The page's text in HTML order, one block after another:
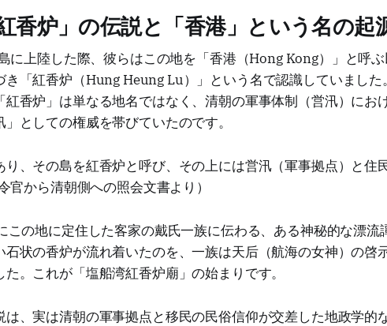
香炉」の伝説と「香港」という名の起
に上陸した際、彼らはこの地を「香港（Hong Kong）」と呼ぶ
「紅香炉（Hung Heung Lu）」という名で認識していました。
香炉」は単なる地名ではなく、清朝の軍事体制（営汛）にお
としての権威を帯びていたのです。
、その島を紅香炉と呼び、その上には営汛（軍事拠点）と住
から清朝側への照会文書より）
この地に定住した客家の戴氏一族に伝わる、ある神秘的な漂流
状の香炉が流れ着いたのを、一族は天后（航海の女神）の啓
。これが「塩船湾紅香炉廟」の始まりです。
、実は清朝の軍事拠点と移民の民俗信仰が交差した地政学的